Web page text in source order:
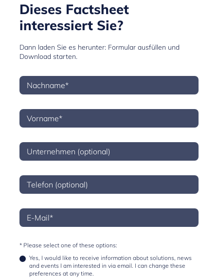
Dieses Factsheet
interessiert Sie?
Dann laden Sie es herunter: Formular ausfüllen und
Download starten.
* Please select one of these options:
Yes, I would like to receive information about solutions, news
and events I am interested in via email. I can change these
preferences at any time.